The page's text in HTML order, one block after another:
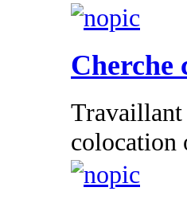
Cherche
Travaillant
colocation